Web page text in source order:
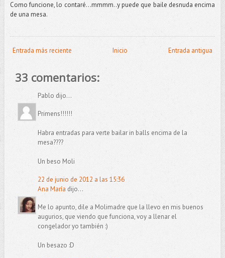
Como funcione, lo contaré…mmmm..y puede que baile desnuda encima
de una mesa.
Entrada más reciente Entrada antigua
Inicio
33 comentarios:
Pablo dijo...
Primens!!!!!!
Habra entradas para verte bailar in balls encima de la
mesa????
Un beso Moli
22 de junio de 2012 a las 15:36
Ana María dijo...
Me lo apunto, dile a Molimadre que la llevo en mis buenos
augurios, que viendo que funciona, voy a llenar el
congelador yo también :)
Un besazo :D